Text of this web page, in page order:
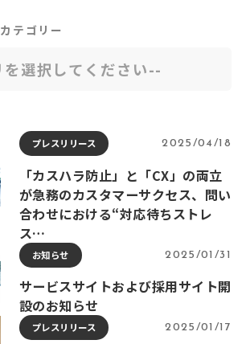
カテゴリー
プレスリリース 2025/04/18
「カスハラ防止」と「CX」の両立
が急務のカスタマーサクセス、問い
合わせにおける“対応待ちストレ
ス…
お知らせ 2025/01/31
サービスサイトおよび採用サイト開
設のお知らせ
プレスリリース 2025/01/17